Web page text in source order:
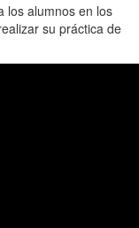
los alumnos en los
su práctica de